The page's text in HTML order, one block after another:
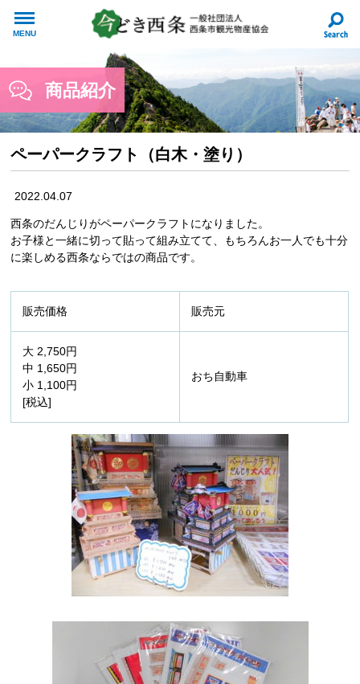
MENU
商品紹介
ペーパークラフト（白木・塗り）
2022.04.07
西条のだんじりがペーパークラフトになりました。
お子様と一緒に切って貼って組み立てて、もちろんお一人でも十分
に楽しめる西条ならではの商品です。
販売価格 販売元
大 2,750円
中 1,650円
小 1,100円
[税込]
おち自動車